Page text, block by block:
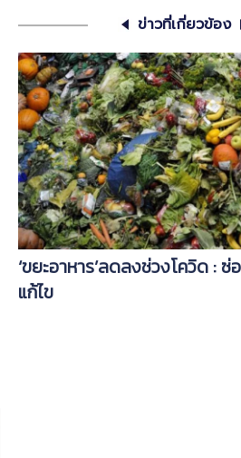
ข่าวที่เกี่ยวข้อง
‘ขยะอาหาร’ลดลงช่วงโควิด : ซ่
แก้ไข